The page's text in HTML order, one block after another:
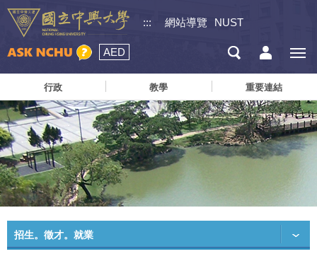
::: 網站導覽 NUST
AED
行政 教學 重要連結
招生。徵才。就業